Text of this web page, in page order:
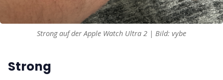
Strong auf der Apple Watch Ultra 2 | Bild: vybe
Strong